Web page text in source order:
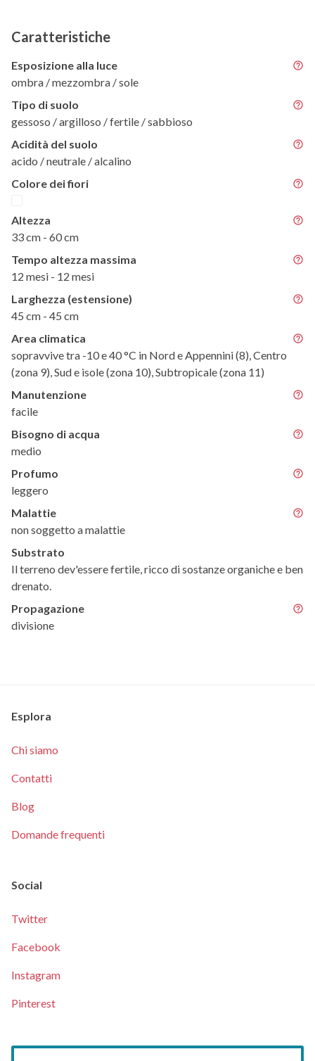
Caratteristiche
Esposizione alla luce
ombra / mezzombra / sole
Tipo di suolo
gessoso / argilloso / fertile / sabbioso
Acidità del suolo
acido / neutrale / alcalino
Colore dei fiori
Altezza
33 cm - 60 cm
Tempo altezza massima
12 mesi - 12 mesi
Larghezza (estensione)
45 cm - 45 cm
Area climatica
sopravvive tra -10 e 40 °C in Nord e Appennini (8), Centro
(zona 9), Sud e isole (zona 10), Subtropicale (zona 11)
Manutenzione
facile
Bisogno di acqua
medio
Profumo
leggero
Malattie
non soggetto a malattie
Substrato
Il terreno dev'essere fertile, ricco di sostanze organiche e ben
drenato.
Propagazione
divisione
Esplora
Chi siamo
Contatti
Blog
Domande frequenti
Social
Twitter
Facebook
Instagram
Pinterest